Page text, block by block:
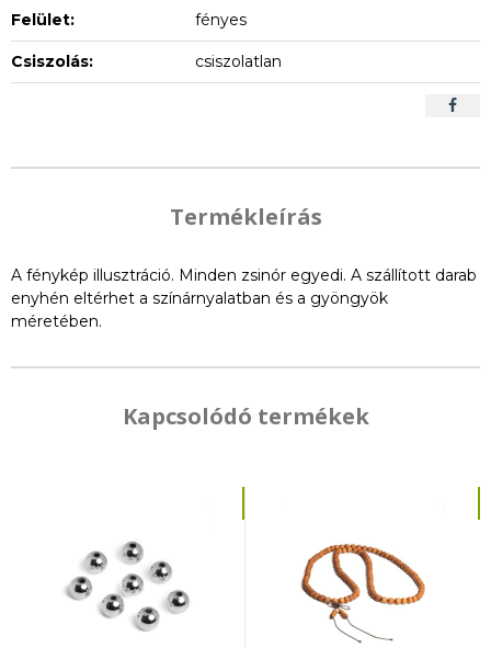
Felület: fényes
Csiszolás: csiszolatlan
Termékleírás
A fénykép illusztráció. Minden zsinór egyedi. A szállított darab
enyhén eltérhet a színárnyalatban és a gyöngyök
méretében.
Kapcsolódó termékek